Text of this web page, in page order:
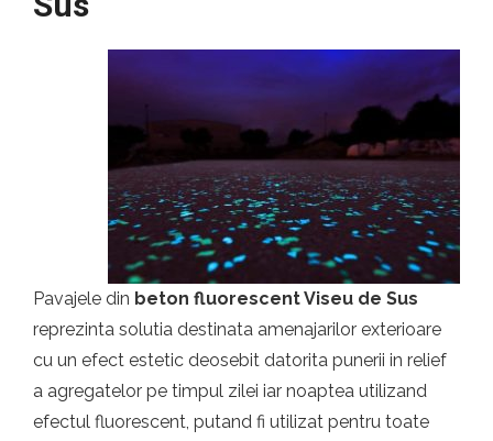
Pavajele din beton fluorescent Viseu de Sus
reprezinta solutia destinata amenajarilor exterioare
cu un efect estetic deosebit datorita punerii in relief
a agregatelor pe timpul zilei iar noaptea utilizand
efectul fluorescent, putand fi utilizat pentru toate